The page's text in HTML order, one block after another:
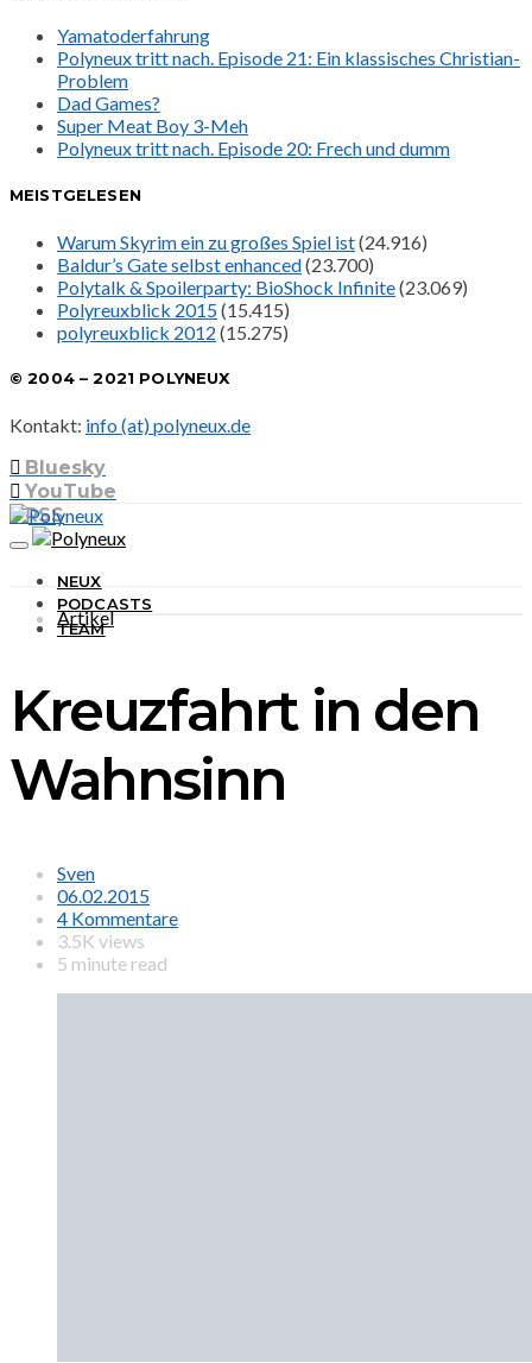
Yamatoderfahrung
Polyneux tritt nach. Episode 21: Ein klassisches Christian-
Problem
Dad Games?
Super Meat Boy 3-Meh
Polyneux tritt nach. Episode 20: Frech und dumm
MEISTGELESEN
Warum Skyrim ein zu großes Spiel ist(24.916)
Baldur’s Gate selbst enhanced(23.700)
Polytalk & Spoilerparty: BioShock Infinite(23.069)
Polyreuxblick 2015(15.415)
polyreuxblick 2012 (15.275)
© 2004 – 2021 POLYNEUX
Kontakt: info (at) polyneux.de
Bluesky
YouTube
RSS
NEUX
PODCASTS
TEAM
Artikel
Kreuzfahrt in den
Wahnsinn
Sven
06.02.2015
4 Kommentare
3.5K views
5 minute read